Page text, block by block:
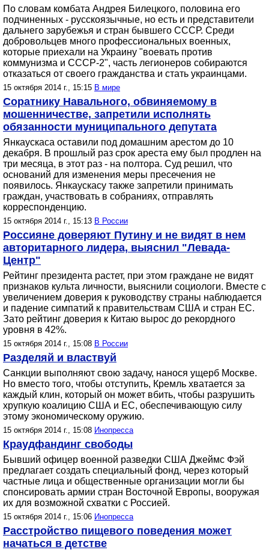
По словам комбата Андрея Билецкого, половина его
подчиненных - русскоязычные, но есть и представители
дальнего зарубежья и стран бывшего СССР. Среди
добровольцев много профессиональных военных,
которые приехали на Украину "воевать против
коммунизма и СССР-2", часть легионеров собираются
отказаться от своего гражданства и стать украинцами.
15 октября 2014 г., 15:15 В мире
Соратнику Навального, обвиняемому в
мошенничестве, запретили исполнять
обязанности муниципального депутата
Янкаускаса оставили под домашним арестом до 10
декабря. В прошлый раз срок ареста ему был продлен на
три месяца, в этот раз - на полтора. Суд решил, что
оснований для изменения меры пресечения не
появилось. Янкаускасу также запретили принимать
граждан, участвовать в собраниях, отправлять
корреспонденцию.
15 октября 2014 г., 15:13 В России
Россияне доверяют Путину и не видят в нем
авторитарного лидера, выяснил "Левада-
Центр"
Рейтинг президента растет, при этом граждане не видят
признаков культа личности, выяснили социологи. Вместе с
увеличением доверия к руководству страны наблюдается
и падение симпатий к правительствам США и стран ЕС.
Зато рейтинг доверия к Китаю вырос до рекордного
уровня в 42%.
15 октября 2014 г., 15:08 В России
Разделяй и властвуй
Санкции выполняют свою задачу, нанося ущерб Москве.
Но вместо того, чтобы отступить, Кремль хватается за
каждый клин, который он может вбить, чтобы разрушить
хрупкую коалицию США и ЕС, обеспечивающую силу
этому экономическому оружию.
15 октября 2014 г., 15:08 Инопресса
Краудфандинг свободы
Бывший офицер военной разведки США Джеймс Фэй
предлагает создать специальный фонд, через который
частные лица и общественные организации могли бы
спонсировать армии стран Восточной Европы, вооружая
их для возможной схватки с Россией.
15 октября 2014 г., 15:06 Инопресса
Расстройство пищевого поведения может
начаться в детстве